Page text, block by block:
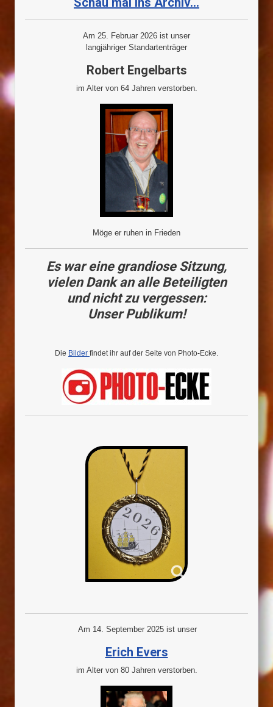
Am 25. Februar 2026 ist unser
langjähriger Standartenträger
Robert Engelbarts
im Alter von 64 Jahren verstorben.
Möge er ruhen in Frieden
Es war eine grandiose Sitzung,
vielen Dank an alle Beteiligten
und nicht zu vergessen:
Unser Publikum!
Die Bilder findet ihr auf der Seite von Photo-Ecke.
Am 14. September 2025 ist unser
Erich Evers
im Alter von 80 Jahren verstorben.